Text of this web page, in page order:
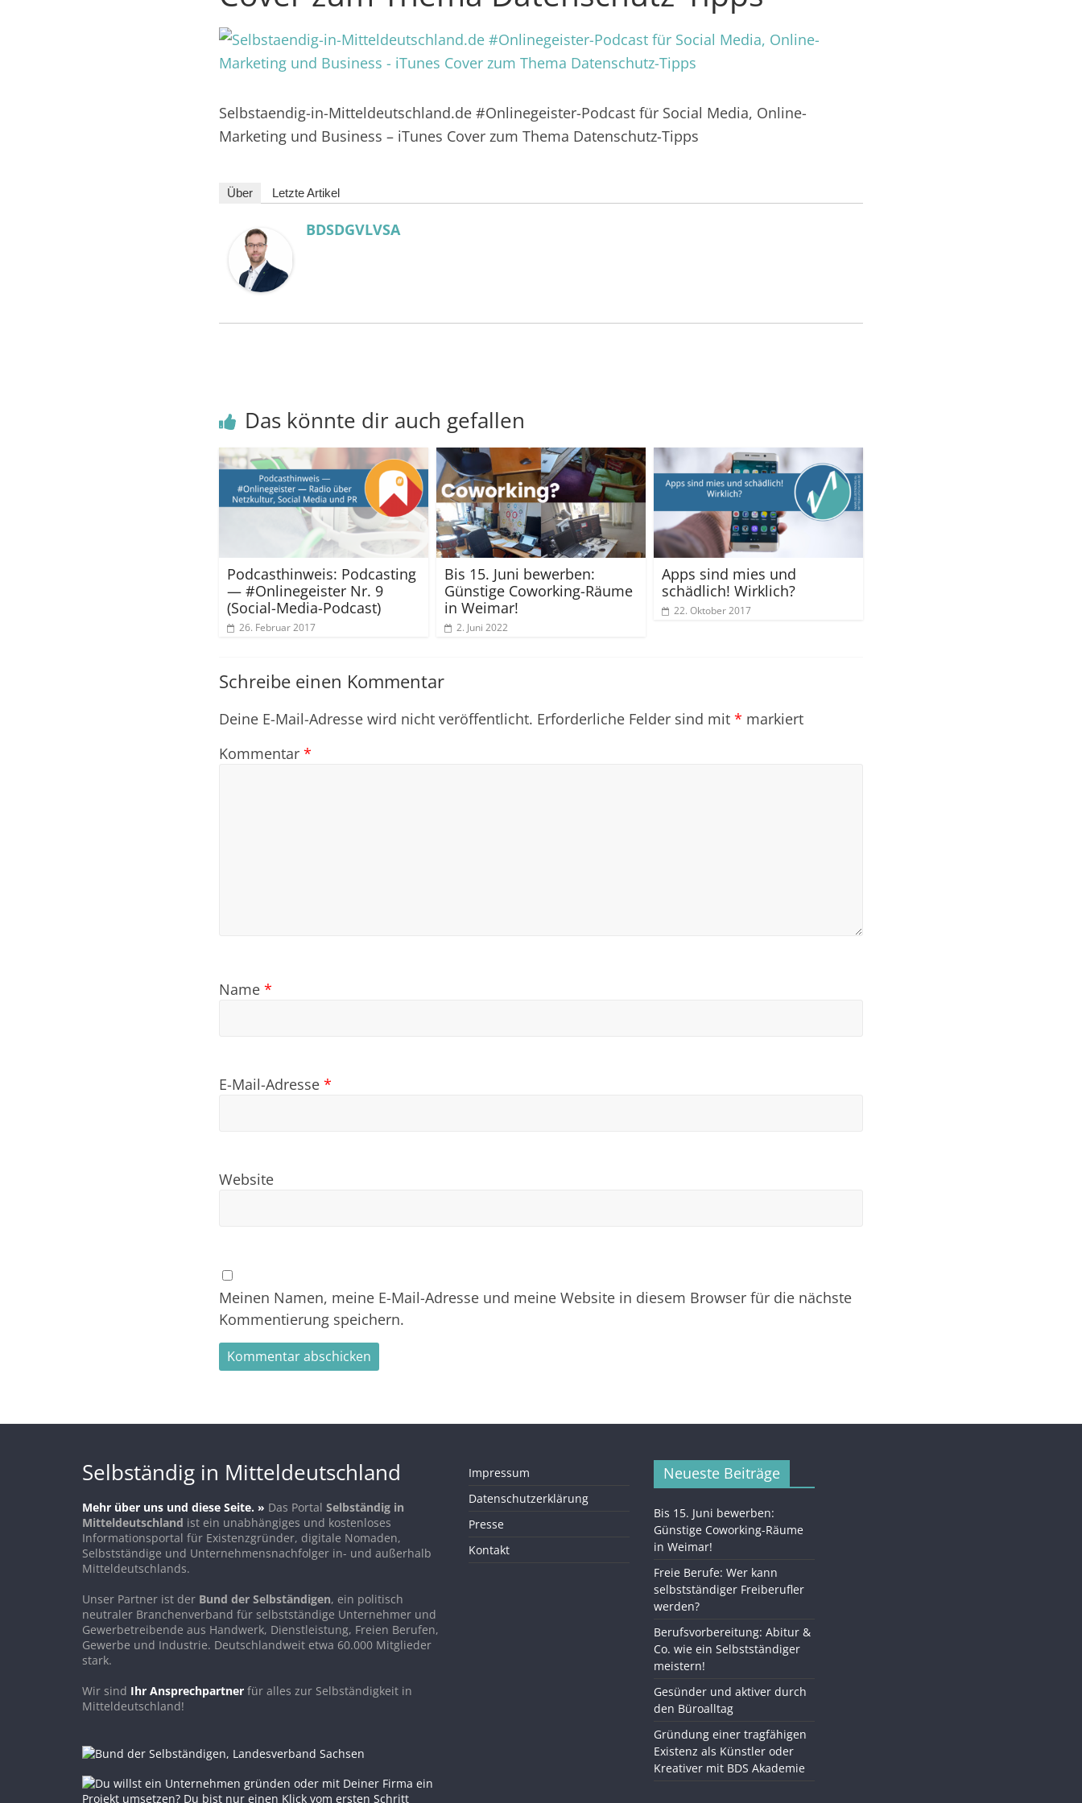
Selbstaendig-in-Mitteldeutschland.de #Onlinegeister-Podcast für Social Media, Online-
Marketing und Business – iTunes Cover zum Thema Datenschutz-Tipps
Über Letzte Artikel
BDSDGVLVSA
Das könnte dir auch gefallen
Podcasthinweis: Podcasting
— #Onlinegeister Nr. 9
(Social-Media-Podcast)
26. Februar 2017
Bis 15. Juni bewerben:
Günstige Coworking-Räume
in Weimar!
2. Juni 2022
Apps sind mies und
schädlich! Wirklich?
22. Oktober 2017
Schreibe einen Kommentar
Deine E-Mail-Adresse wird nicht veröffentlicht. Erforderliche Felder sind mit * markiert
Kommentar *
Name *
E-Mail-Adresse *
Website
Meinen Namen, meine E-Mail-Adresse und meine Website in diesem Browser für die nächste
Kommentierung speichern.
Selbständig in Mitteldeutschland
Mehr über uns und diese Seite. » Das Portal Selbständig in
Mitteldeutschland ist ein unabhängiges und kostenloses
Informationsportal für Existenzgründer, digitale Nomaden,
Selbstständige und Unternehmensnachfolger in- und außerhalb
Mitteldeutschlands.
Unser Partner ist der Bund der Selbständigen, ein politisch
neutraler Branchenverband für selbstständige Unternehmer und
Gewerbetreibende aus Handwerk, Dienstleistung, Freien Berufen,
Gewerbe und Industrie. Deutschlandweit etwa 60.000 Mitglieder
stark.
Wir sind Ihr Ansprechpartner für alles zur Selbständigkeit in
Mitteldeutschland!
Impressum
Datenschutzerklärung
Presse
Kontakt
Neueste Beiträge
Bis 15. Juni bewerben:
Günstige Coworking-Räume
in Weimar!
Freie Berufe: Wer kann
selbstständiger Freiberufler
werden?
Berufsvorbereitung: Abitur &
Co. wie ein Selbstständiger
meistern!
Gesünder und aktiver durch
den Büroalltag
Gründung einer tragfähigen
Existenz als Künstler oder
Kreativer mit BDS Akademie